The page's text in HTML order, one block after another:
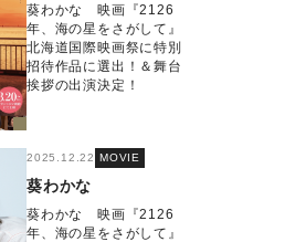
葵わかな 映画『2126
年、海の星をさがして』
北海道国際映画祭に特別
招待作品に選出！＆舞台
挨拶の出演決定！
2025.12.22 MOVIE
葵わかな
葵わかな 映画『2126
年、海の星をさがして』